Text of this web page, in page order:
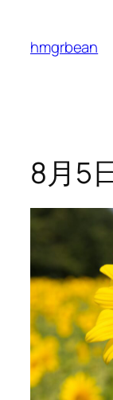
hmgrbean
8月5